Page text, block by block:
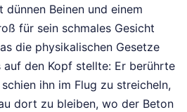
Beinen und einem
für sein schmales Gesicht
die physikalischen Gesetze
den Kopf stellte: Er berührte
ihn im Flug zu streicheln,
dort zu bleiben, wo der Beton